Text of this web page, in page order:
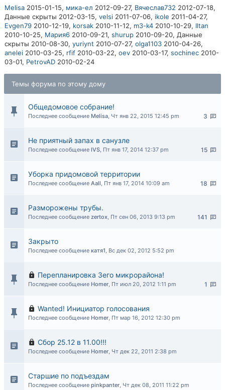
Melisa 2015-01-15, мика-ел 2012-09-27, Вячеслав732 2012-07-18,
Данные скрыты 2012-03-15, velsi 2011-07-06, ikole 2011-04-27,
Evgen79 2010-12-19, korsak 2010-11-12, m3-k4 2010-10-29, Iltan
2010-10-25, Мария6 2010-09-21, shurup 2010-09-20, Данные
скрыты 2010-08-30, yuriynt 2010-07-27, olga1103 2010-04-26,
anelei 2010-03-25, rfif 2010-03-22, oev 2010-03-17, sochinec 2010-
03-01, PetrovAD 2010-02-24
Темы форума по этому дому
Общедомовое собрание!
3
Последнее сообщение Melisa, Чт янв 22, 2015 12:45 pm
Не приятный запах в санузле
15
Последнее сообщение IVS, Пт янв 17, 2014 12:37 pm
Уборка придомовой территории
18
Последнее сообщение Aall, Пт янв 17, 2014 10:09 am
Разморожены трубы.
141
Последнее сообщение zertox, Пт сен 06, 2013 9:13 pm
Закрыто
Последнее сообщение катя1, Вс дек 02, 2012 5:52 pm
Перепланировка 3его микрорайона!
1
Последнее сообщение Homer, Пт июл 20, 2012 1:11 pm
Wanted! Инициатор голосования
Последнее сообщение Homer, Пт мар 16, 2012 12:30 pm
Сбор 25.12 в 11.00!!!
Последнее сообщение Homer, Чт дек 22, 2011 2:38 pm
Старшие по подъездам
Последнее сообщение pinkpanter, Чт дек 08, 2011 11:22 pm